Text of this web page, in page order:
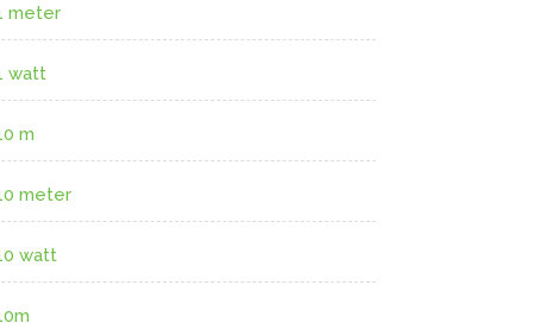
meter
watt
m
meter
watt